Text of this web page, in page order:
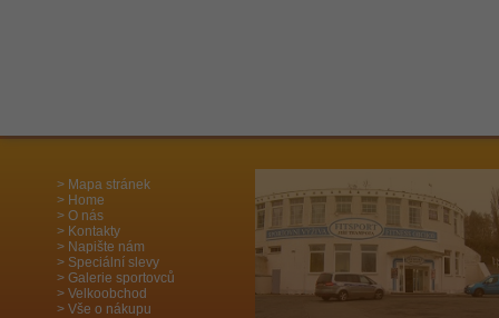
Mapa stránek
Home
O nás
Kontakty
Napište nám
Speciální slevy
Galerie sportovců
Velkoobchod
Vše o nákupu